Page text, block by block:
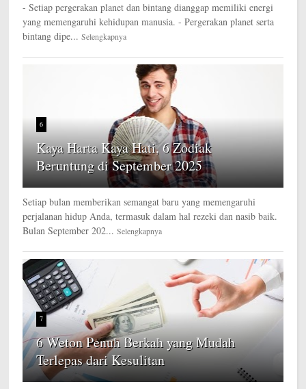
- Setiap pergerakan planet dan bintang dianggap memiliki energi
yang memengaruhi kehidupan manusia. - Pergerakan planet serta
bintang dipe... Selengkapnya
6
Kaya Harta Kaya Hati, 6 Zodiak
Beruntung di September 2025
Setiap bulan memberikan semangat baru yang memengaruhi
perjalanan hidup Anda, termasuk dalam hal rezeki dan nasib baik.
Bulan September 202... Selengkapnya
7
6 Weton Penuh Berkah yang Mudah
Terlepas dari Kesulitan